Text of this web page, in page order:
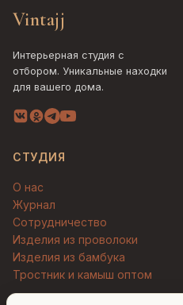
Vintajj
Интерьерная студия с
отбором. Уникальные находки
для вашего дома.
СТУДИЯ
О нас
Журнал
Сотрудничество
Изделия из проволоки
Изделия из бамбука
Тростник и камыш оптом
Людмила